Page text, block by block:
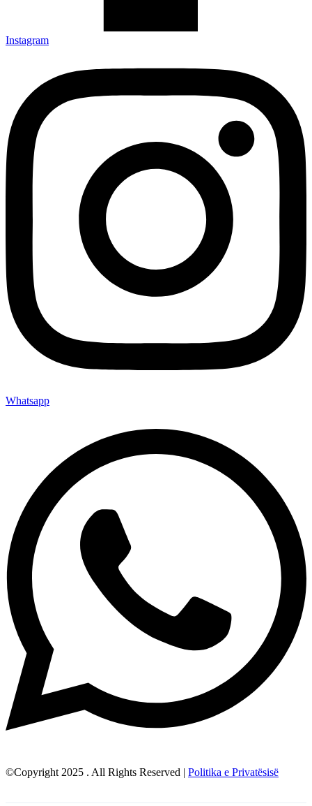
Instagram
Whatsapp
©Copyright 2025 . All Rights Reserved | Politika e Privatësisë